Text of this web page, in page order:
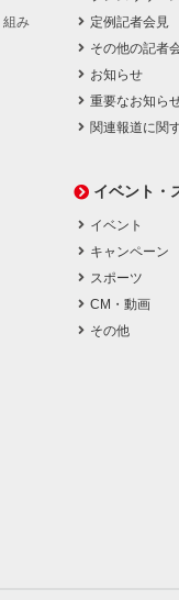
組み
定例記者会見
その他の記者
お知らせ
重要なお知ら
関連報道に関
イベント・
イベント
キャンペーン
スポーツ
CM・動画
その他